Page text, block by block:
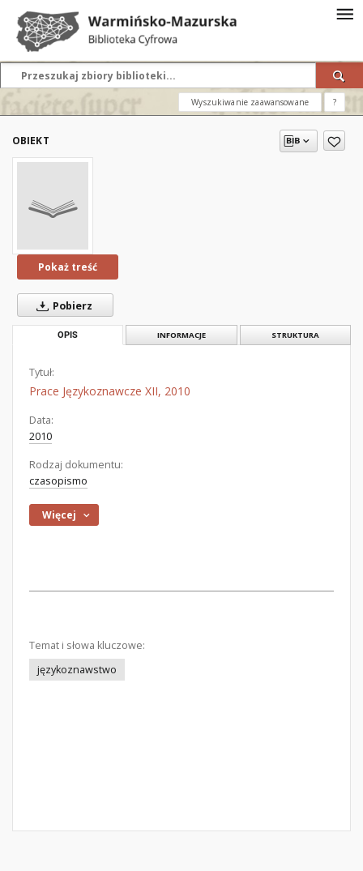
Wyszukiwanie zaawansowane ?
OBIEKT
Pokaż treść
Pobierz
OPIS INFORMACJE STRUKTURA
Tytuł:
Prace Językoznawcze XII, 2010
Data:
2010
Rodzaj dokumentu:
czasopismo
Więcej
Temat i słowa kluczowe:
językoznawstwo